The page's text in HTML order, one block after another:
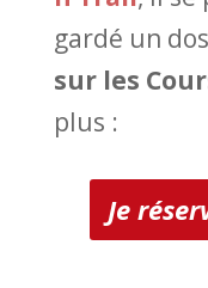
gardé un
sur les
plus :
Je